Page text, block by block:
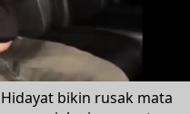
bikin rusak mata